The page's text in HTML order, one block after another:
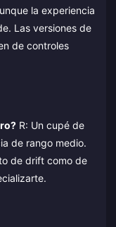
la experiencia
Las versiones de
de controles
R: Un cupé de
de rango medio.
de drift como de